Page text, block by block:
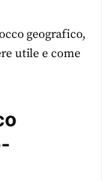
geografico,
utile e come